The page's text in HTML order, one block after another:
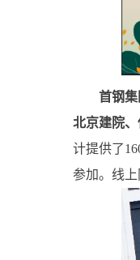
首钢
北京建院
计提供了
参加。线